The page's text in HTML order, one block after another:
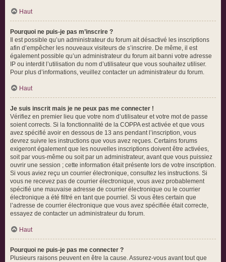
Haut
Pourquoi ne puis-je pas m’inscrire ?
Il est possible qu’un administrateur du forum ait désactivé les inscriptions
afin d’empêcher les nouveaux visiteurs de s’inscrire. De même, il est
également possible qu’un administrateur du forum ait banni votre adresse
IP ou interdit l’utilisation du nom d’utilisateur que vous souhaitez utiliser.
Pour plus d’informations, veuillez contacter un administrateur du forum.
Haut
Je suis inscrit mais je ne peux pas me connecter !
Vérifiez en premier lieu que votre nom d’utilisateur et votre mot de passe
soient corrects. Si la fonctionnalité de la COPPA est activée et que vous
avez spécifié avoir en dessous de 13 ans pendant l’inscription, vous
devrez suivre les instructions que vous avez reçues. Certains forums
exigeront également que les nouvelles inscriptions doivent être activées,
soit par vous-même ou soit par un administrateur, avant que vous puissiez
ouvrir une session ; cette information était présente lors de votre inscription.
Si vous aviez reçu un courrier électronique, consultez les instructions. Si
vous ne recevez pas de courrier électronique, vous avez probablement
spécifié une mauvaise adresse de courrier électronique ou le courrier
électronique a été filtré en tant que pourriel. Si vous êtes certain que
l’adresse de courrier électronique que vous avez spécifiée était correcte,
essayez de contacter un administrateur du forum.
Haut
Pourquoi ne puis-je pas me connecter ?
Plusieurs raisons peuvent en être la cause. Assurez-vous avant tout que